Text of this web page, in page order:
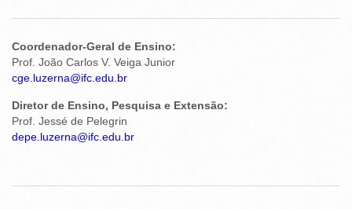
Coordenador-Geral de Ensino:
Prof. João Carlos V. Veiga Junior
cge.luzerna@ifc.edu.br
Diretor de Ensino, Pesquisa e Extensão:
Prof. Jessé de Pelegrin
depe.luzerna@ifc.edu.br